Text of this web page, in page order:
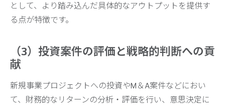
として、より踏み込んだ具体的なアウトプットを提供す
る点が特徴です。
（3）投資案件の評価と戦略的判断への貢
献
新規事業プロジェクトへの投資やM＆A案件などにおい
て、財務的なリターンの分析・評価を行い、意思決定に